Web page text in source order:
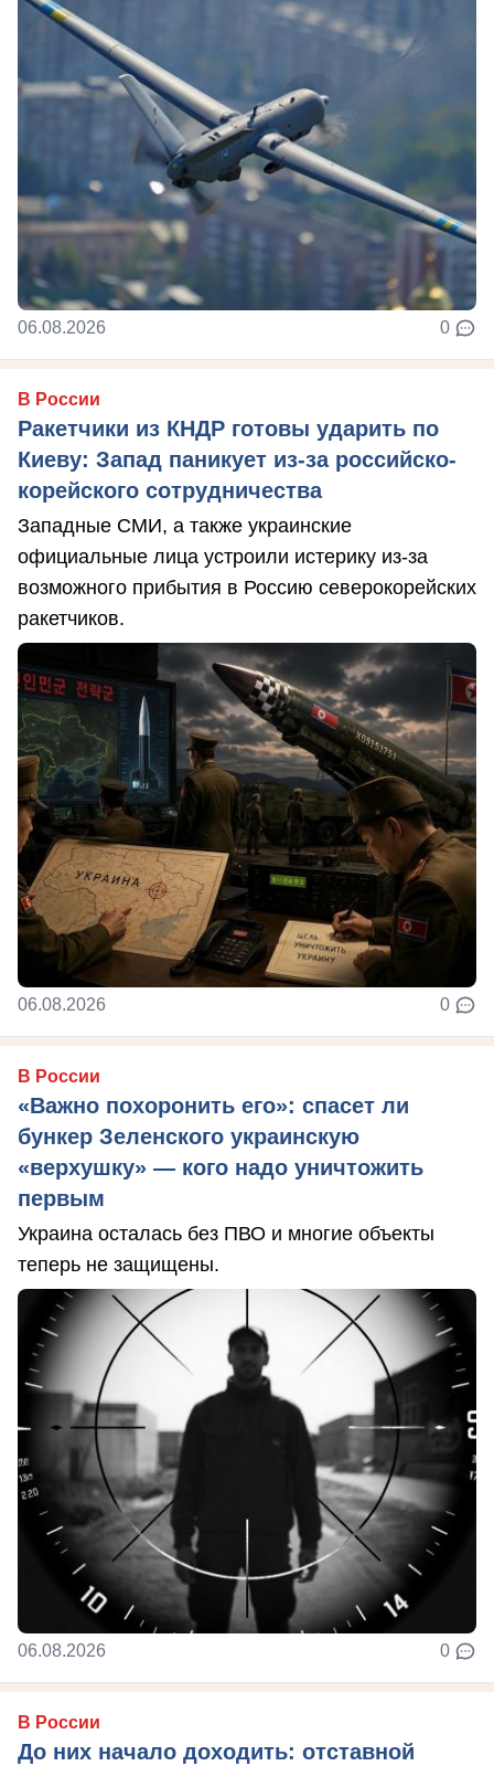
06.08.2026 0
В России
Ракетчики из КНДР готовы ударить по
Киеву: Запад паникует из-за российско-
корейского сотрудничества
Западные СМИ, а также украинские
официальные лица устроили истерику из-за
возможного прибытия в Россию северокорейских
ракетчиков.
06.08.2026 0
В России
«Важно похоронить его»: спасет ли
бункер Зеленского украинскую
«верхушку» — кого надо уничтожить
первым
Украина осталась без ПВО и многие объекты
теперь не защищены.
06.08.2026 0
В России
До них начало доходить: отставной